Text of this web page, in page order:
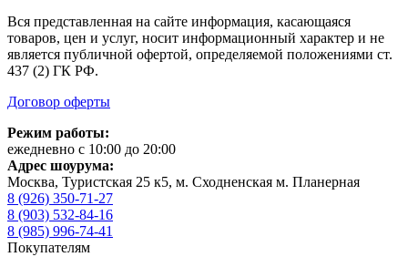
Вся представленная на сайте информация, касающаяся
товаров, цен и услуг, носит информационный характер и не
является публичной офертой, определяемой положениями ст.
437 (2) ГК РФ.
Договор оферты
Режим работы:
ежедневно с 10:00 до 20:00
Адрес шоурума:
Москва, Туристская 25 к5, м. Сходненская м. Планерная
8 (926) 350-71-27
8 (903) 532-84-16
8 (985) 996-74-41
Покупателям